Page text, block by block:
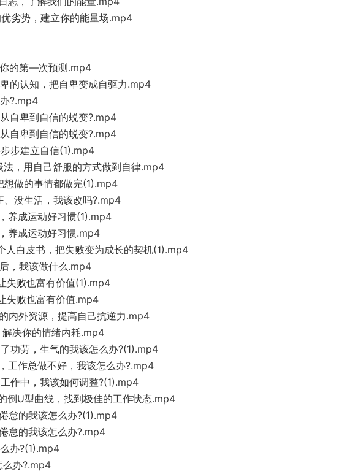
劣势，建立你的能量场.mp4
的第—次预测.mp4
的认知，把自卑变成自驱力.mp4
?.mp4
自卑到自信的蜕变?.mp4
自卑到自信的蜕变?.mp4
步建立自信(1).mp4
法，用自己舒服的方式做到自律.mp4
做的事情都做完(1).mp4
没生活，我该改吗?.mp4
养成运动好习惯(1).mp4
养成运动好习惯.mp4
人白皮书，把失败变为成长的契机(1).mp4
，我该做什么.mp4
失败也富有价值(1).mp4
失败也富有价值.mp4
内外资源，提高自己抗逆力.mp4
决你的情绪内耗.mp4
功劳，生气的我该怎么办?(1).mp4
工作总做不好，我该怎么办?.mp4
作中，我该如何调整?(1).mp4
倒U型曲线，找到极佳的工作状态.mp4
怠的我该怎么办?(1).mp4
怠的我该怎么办?.mp4
办?(1).mp4
么办?.mp4